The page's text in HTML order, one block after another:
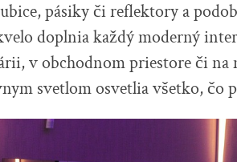
pásiky či reflektory a
doplnia každý moderný
v obchodnom priestore či na
svetlom osvetlia všetko, čo